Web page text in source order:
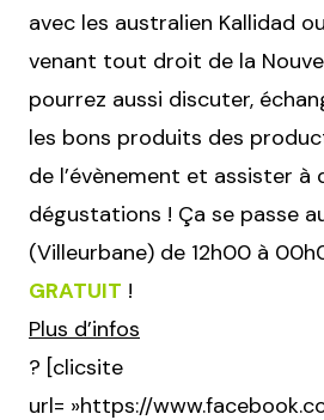
avec les australien Kallidad
venant tout droit de la
pourrez aussi discuter,
les bons produits des
de l’évènement et assister à
dégustations ! Ça se passe
(Villeurbane) de 12h00 à
GRATUIT !
Plus d’infos
? [clicsite
url= »https://